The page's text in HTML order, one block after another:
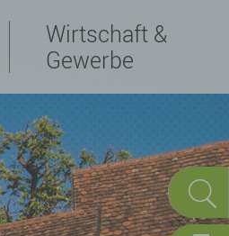
Wirtschaft &
Gewerbe